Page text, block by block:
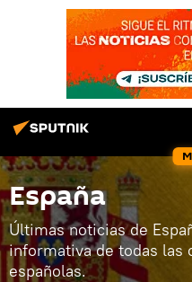
España
Últimas noticias de
informativa de todas las
españolas.